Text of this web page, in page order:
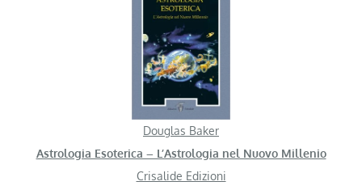
Douglas Baker
Astrologia Esoterica – L’Astrologia nel Nuovo Millenio
Crisalide Edizioni